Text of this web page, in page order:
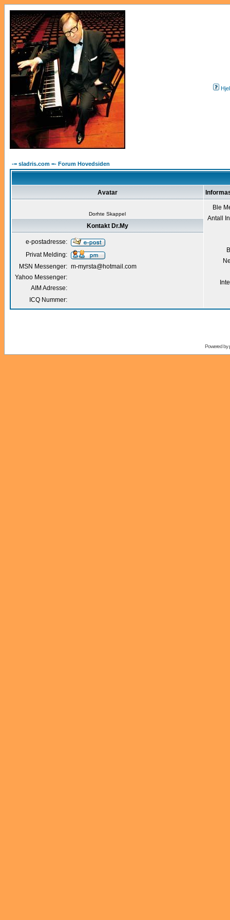
-= sladris.com =- Forum Hovedsiden
Avatar
Dorhte Skappel
Ble
Antall
Kontakt Dr.My
e-postadresse:
Privat Melding:
MSN Messenger: m-myrsta@hotmail.com
Yahoo Messenger:
AIM Adresse:
ICQ Nummer:
Powered by